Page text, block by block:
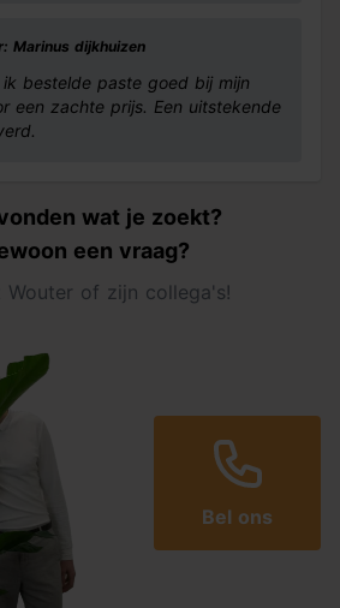
Marinus dijkhuizen
bestelde paste goed bij mijn
een zachte prijs. Een uitstekende
wat je zoekt?
een vraag?
Wouter of zijn collega's!
Bel ons